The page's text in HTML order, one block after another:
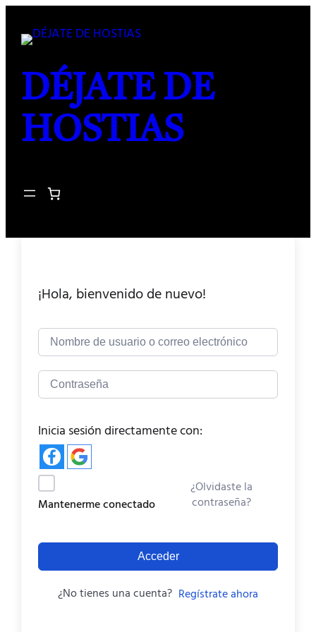
DÉJATE DE
HOSTIAS
¡Hola, bienvenido de nuevo!
Inicia sesión directamente con:
Mantenerme conectado
¿Olvidaste la
contraseña?
Acceder
¿No tienes una cuenta? Regístrate ahora